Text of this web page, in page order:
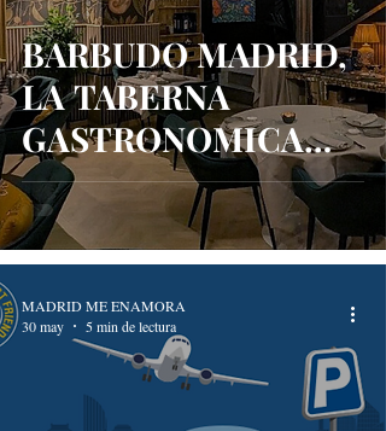
BARBUDO MADRID,
LA TABERNA
GASTRONOMICA
QUE HA
CONQUISTADO EL
BARRIO DE
SALAMANCA
MADRID ME ENAMORA
30 may
5 min de lectura